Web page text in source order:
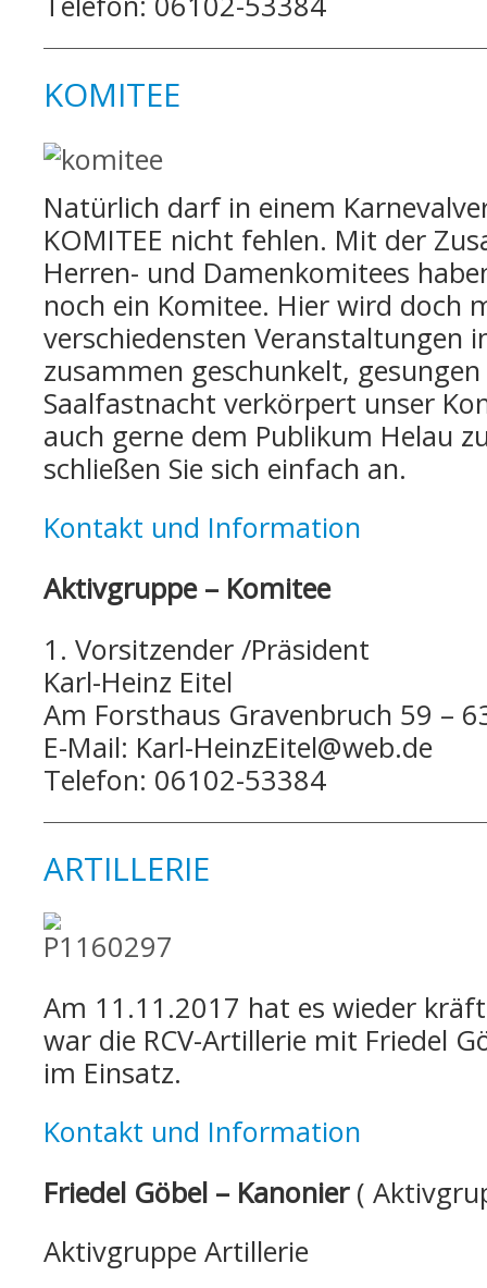
KOMITEE
Natürlich darf in einem
KOMITEE nicht fehlen. Mit der
Herren- und Damenkomitees
noch ein Komitee. Hier wird doch
verschiedensten Veranstaltungen
zusammen geschunkelt,
Saalfastnacht verkörpert unser
auch gerne dem Publikum Helau
schließen Sie sich einfach an.
Kontakt und Information
Aktivgruppe – Komitee
1. Vorsitzender /Präsident
Karl-Heinz Eitel
Am Forsthaus Gravenbruch 59 –
E-Mail: Karl-HeinzEitel@web.de
Telefon: 06102-53384
ARTILLERIE
Am 11.11.2017 hat es wieder
war die RCV-Artillerie mit Friedel
im Einsatz.
Kontakt und Information
Friedel Göbel – Kanonier (
Aktivgruppe Artillerie